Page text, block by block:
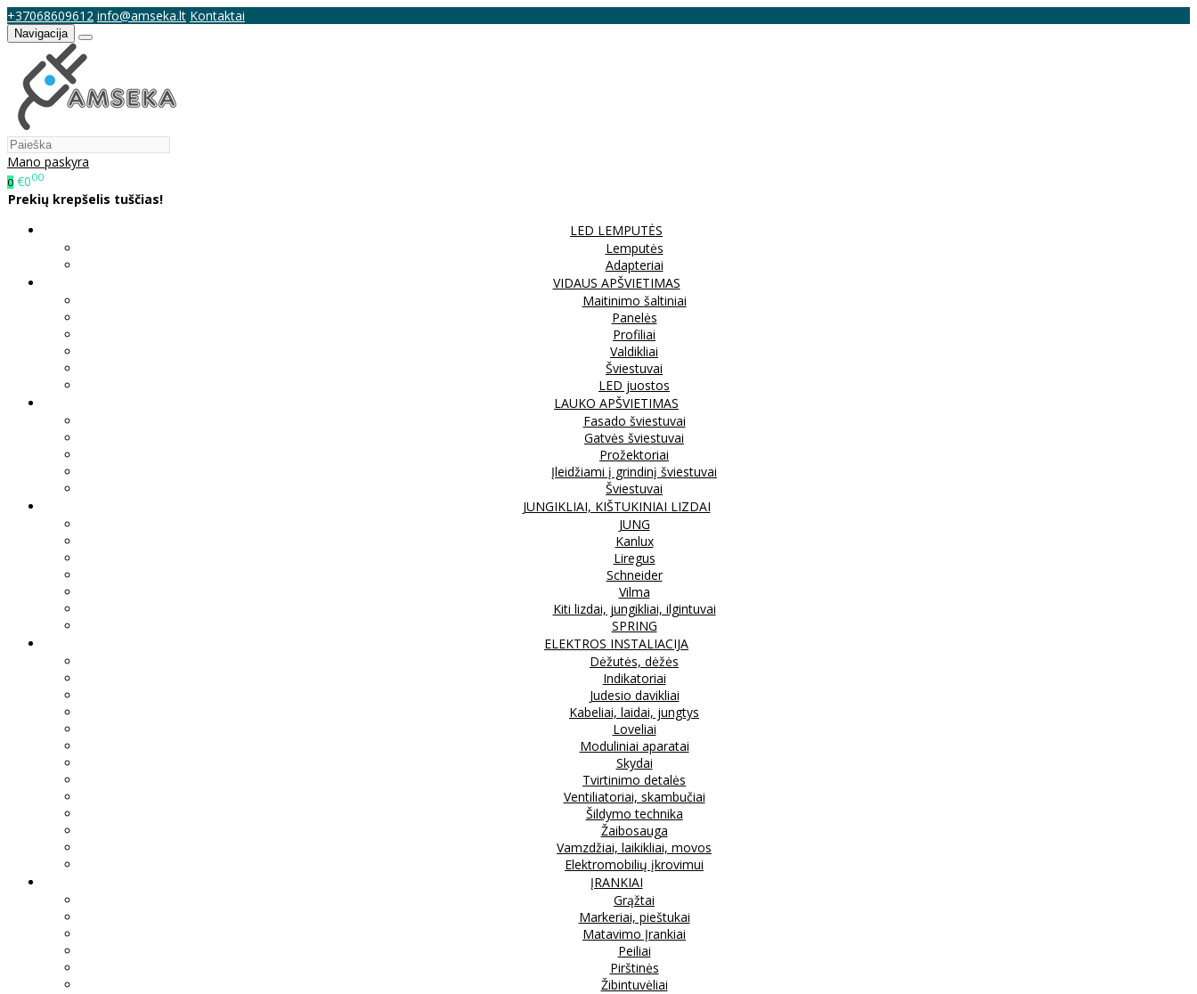
+37068609612 info@amseka.lt Kontaktai
Navigacija
Mano paskyra
0 €000
Prekių krepšelis tuščias!
LED LEMPUTĖS
Lemputės
Adapteriai
VIDAUS APŠVIETIMAS
Maitinimo šaltiniai
Panelės
Profiliai
Valdikliai
Šviestuvai
LED juostos
LAUKO APŠVIETIMAS
Fasado šviestuvai
Gatvės šviestuvai
Prožektoriai
Įleidžiami į grindinį šviestuvai
Šviestuvai
JUNGIKLIAI, KIŠTUKINIAI LIZDAI
JUNG
Kanlux
Liregus
Schneider
Vilma
Kiti lizdai, jungikliai, ilgintuvai
SPRING
ELEKTROS INSTALIACIJA
Dėžutės, dėžės
Indikatoriai
Judesio davikliai
Kabeliai, laidai, jungtys
Loveliai
Moduliniai aparatai
Skydai
Tvirtinimo detalės
Ventiliatoriai, skambučiai
Šildymo technika
Žaibosauga
Vamzdžiai, laikikliai, movos
Elektromobilių įkrovimui
ĮRANKIAI
Grąžtai
Markeriai, pieštukai
Matavimo Įrankiai
Peiliai
Pirštinės
Žibintuvėliai